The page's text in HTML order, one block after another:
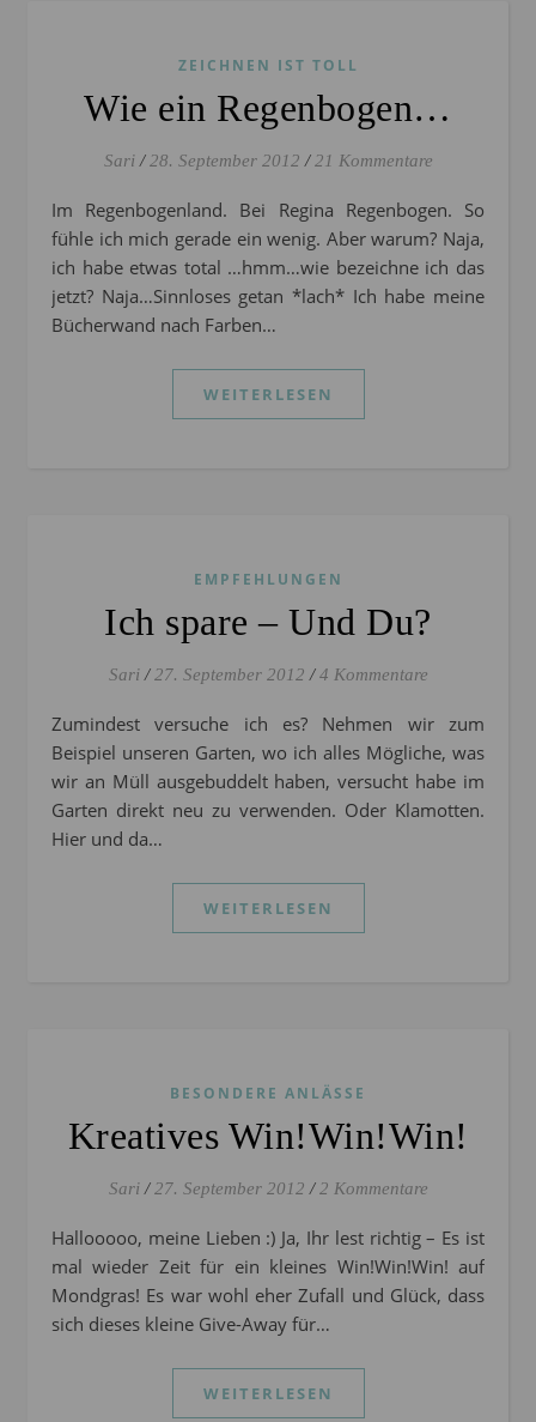
ZEICHNEN IST TOLL
Wie ein Regenbogen…
Sari / 28. September 2012 / 21 Kommentare
Im Regenbogenland. Bei Regina Regenbogen. So
fühle ich mich gerade ein wenig. Aber warum? Naja,
ich habe etwas total …hmm…wie bezeichne ich das
jetzt? Naja…Sinnloses getan *lach* Ich habe meine
Bücherwand nach Farben…
WEITERLESEN
EMPFEHLUNGEN
Ich spare – Und Du?
Sari / 27. September 2012 / 4 Kommentare
Zumindest versuche ich es? Nehmen wir zum
Beispiel unseren Garten, wo ich alles Mögliche, was
wir an Müll ausgebuddelt haben, versucht habe im
Garten direkt neu zu verwenden. Oder Klamotten.
Hier und da…
WEITERLESEN
BESONDERE ANLÄSSE
Kreatives Win!Win!Win!
Sari / 27. September 2012 / 2 Kommentare
Hallooooo, meine Lieben :) Ja, Ihr lest richtig – Es ist
mal wieder Zeit für ein kleines Win!Win!Win! auf
Mondgras! Es war wohl eher Zufall und Glück, dass
sich dieses kleine Give-Away für…
WEITERLESEN